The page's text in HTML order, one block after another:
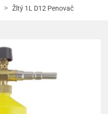
Žltý 1L D12 Penovač